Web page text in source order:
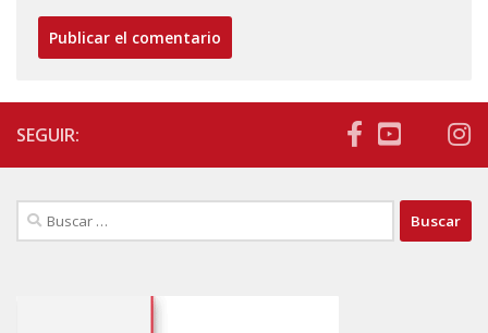
SEGUIR:
Buscar: